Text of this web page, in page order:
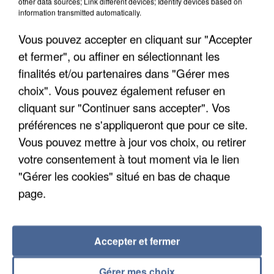
L'upload de fichier est limité à 2Mo pour les images et PDF et 5Mo pour les
Envoyer la candidature
RÉCEMMENT DIFFUSÉ
OFENBACH
14h39
14h39
DJO
End Of Beginning
information transmitted automatically.
Vous pouvez accepter en cliquant sur "Accepter
et fermer", ou affiner en sélectionnant les
finalités et/ou partenaires dans "Gérer mes
choix". Vous pouvez également refuser en
cliquant sur "Continuer sans accepter". Vos
préférences ne s'appliqueront que pour ce site.
Vous pouvez mettre à jour vos choix, ou retirer
votre consentement à tout moment via le lien
"Gérer les cookies" situé en bas de chaque
page.
Gérer mes choix
Accepter et fermer